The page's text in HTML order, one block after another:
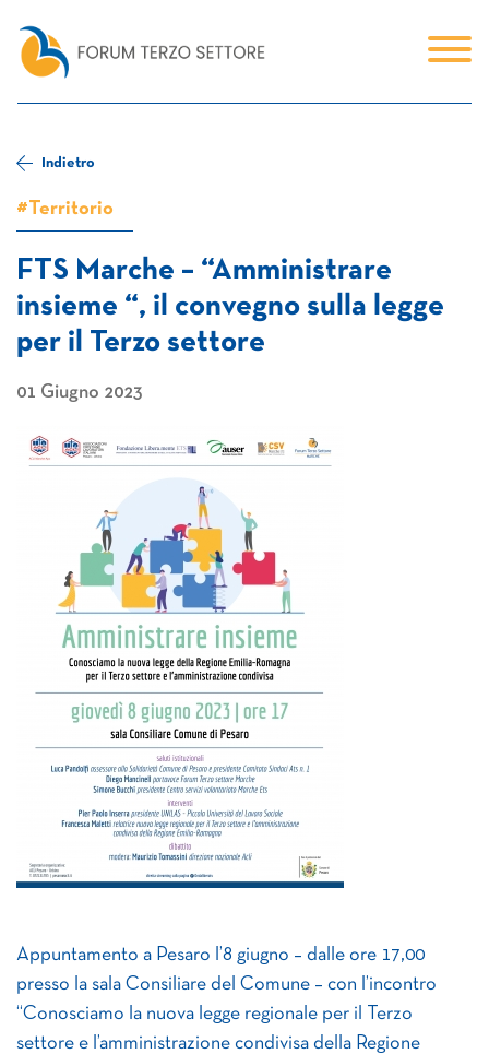
Indietro
#Territorio
FTS Marche – “Amministrare
insieme “, il convegno sulla legge
per il Terzo settore
01 Giugno 2023
Appuntamento a Pesaro l’8 giugno – dalle ore 17,00
presso la sala Consiliare del Comune – con l’incontro
“Conosciamo la nuova legge regionale per il Terzo
settore e l’amministrazione condivisa della Regione